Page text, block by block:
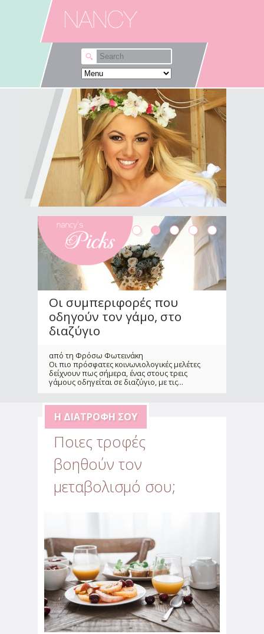
Skip to main content
Λες αυτά που θέλεις εκεί
που θέλεις;
Δε θα σου πω ότι "μια ζωή την έχουμε",
"κάντο" κι άλλα κλασικά που πιστεύω ότι δε
βοηθούν και τόσο. Κι εγώ πολύ συχνά,
αναρωτιέμαι γιατί φοβάμαι να πω αυτά που
θέλω, εκεί που...
Οι συμπεριφορές που
οδηγούν τον γάμο, στο
διαζύγιο
από τη Φρόσω Φωτεινάκη
Οι πιο πρόσφατες κοινωνιολογικές μελέτες
δείχνουν πως σήμερα, ένας στους τρεις
γάμους οδηγείται σε διαζύγιο, με τις...
Αντιμετώπισε την
αβεβαιότητα & το άγχος
που προκάλεσε η πανδημία
ανθρώπου να νιώθει ασφάλεια και
δημιούργησε αμφιβολίες για ότι θεωρούσε
δεδομένο. Αυτό...
Ποιες τροφές
βοηθούν τον
μεταβολισμό σου;
Η ΔΙΑΤΡΟΦΉ ΣΟΥ